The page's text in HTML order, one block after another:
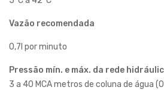
Vazão recomendada
0,7l por minuto
Pressão mín. e máx. da rede
3 a 40 MCA metros de coluna de água